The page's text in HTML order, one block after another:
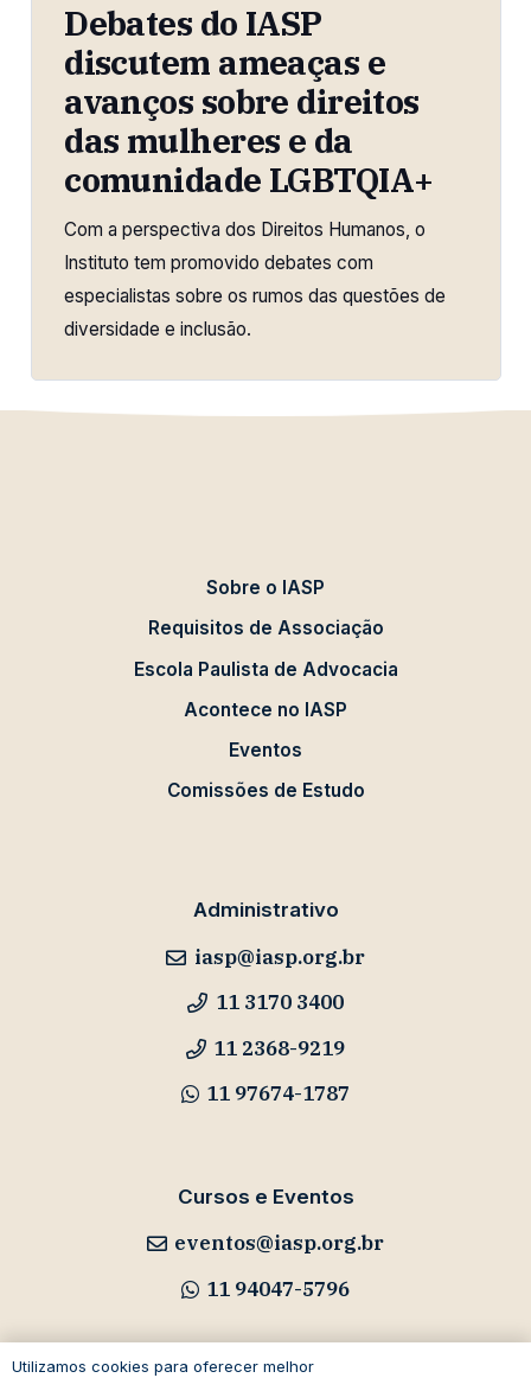
Debates do IASP
discutem ameaças e
avanços sobre direitos
das mulheres e da
comunidade LGBTQIA+
Com a perspectiva dos Direitos Humanos, o
Instituto tem promovido debates com
especialistas sobre os rumos das questões de
diversidade e inclusão.
Sobre o IASP
Requisitos de Associação
Escola Paulista de Advocacia
Acontece no IASP
Eventos
Comissões de Estudo
Administrativo
iasp@iasp.org.br
11 3170 3400
11 2368-9219
11 97674-1787
Cursos e Eventos
eventos@iasp.org.br
11 94047-5796
Utilizamos cookies para oferecer melhor